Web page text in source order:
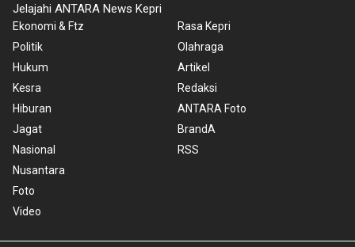
Jelajahi ANTARA News Kepri
Ekonomi & Ftz
Politik
Hukum
Kesra
Hiburan
Jagat
Nasional
Nusantara
Foto
Video
Rasa Kepri
Olahraga
Artikel
Redaksi
ANTARA Foto
BrandA
RSS